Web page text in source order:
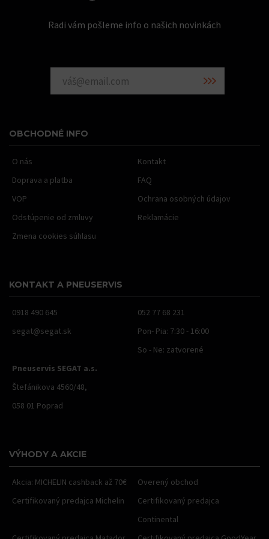
Radi vám pošleme info o našich novinkách
OBCHODNÉ INFO
O nás
Kontakt
Doprava a platba
FAQ
VOP
Ochrana osobných údajov
Odstúpenie od zmluvy
Reklamácie
Zmena cookies súhlasu
KONTAKT A PNEUSERVIS
0918 490 645
052 77 68 231
segat@segat.sk
Pon- Pia: 7:30 - 16:00
So - Ne: zatvorené
Pneuservis SEGAT a.s.
Štefánikova 4560/48,
058 01 Poprad
VÝHODY A AKCIE
Akcia: MICHELIN cashback až 70€
Overený obchod
Certifikovaný predajca Michelin
Certifikovaný predajca
Continental